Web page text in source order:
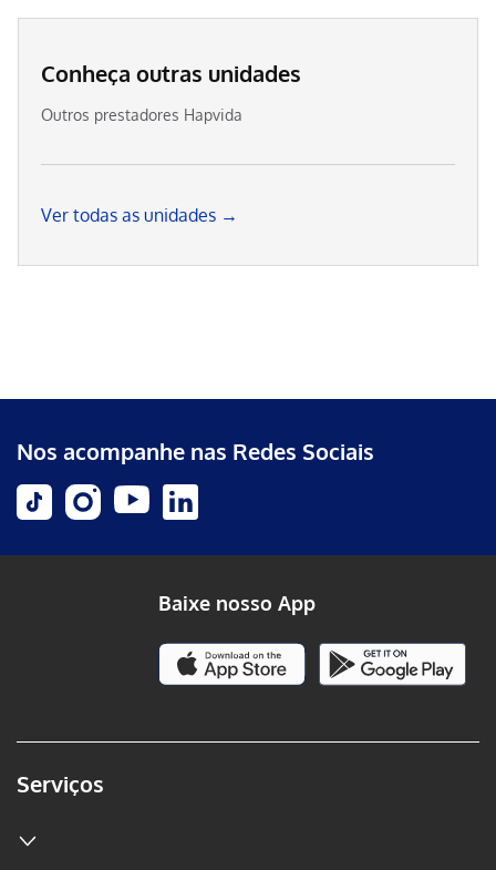
Conheça outras unidades
Outros prestadores Hapvida
Ver todas as unidades →
Nos acompanhe nas Redes Sociais
Serviços
Baixe nosso App